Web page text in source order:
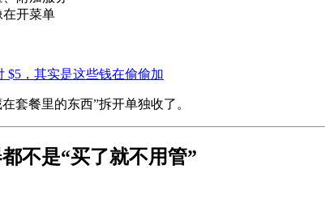
在开菜单
$5，其实是这些钱在偷偷加
套餐里的东西”拆开单独收了。
不是“买了就不用管”